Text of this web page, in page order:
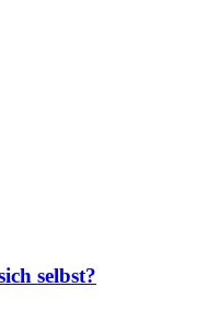
selbst?